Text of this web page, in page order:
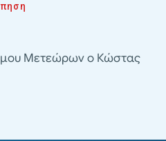
Μετεώρων ο Κώστας